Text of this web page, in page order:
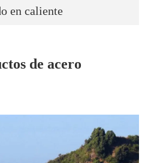
en caliente
de acero